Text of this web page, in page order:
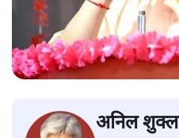
अनिल शुक्ल